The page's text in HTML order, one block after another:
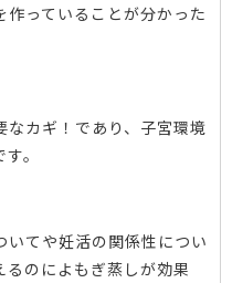
っていることが分かった
カギ！であり、子宮環境
。
てや妊活の関係性につい
のによもぎ蒸しが効果